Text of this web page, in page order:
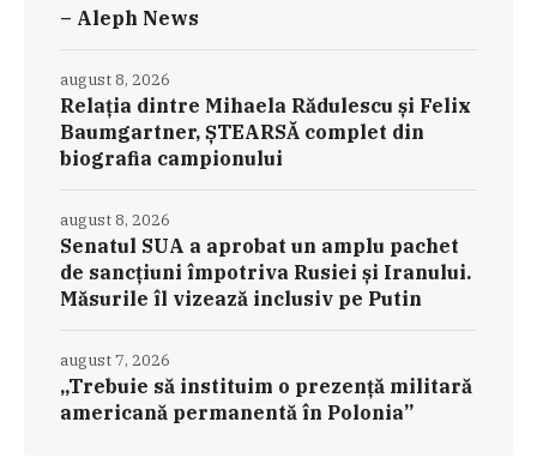
– Aleph News
Relația dintre Mihaela Rădulescu și Felix
Baumgartner, ȘTEARSĂ complet din
biografia campionului
august 8, 2026
Senatul SUA a aprobat un amplu pachet
de sancțiuni împotriva Rusiei și Iranului.
Măsurile îl vizează inclusiv pe Putin
august 8, 2026
„Trebuie să instituim o prezență militară
americană permanentă în Polonia”
august 7, 2026